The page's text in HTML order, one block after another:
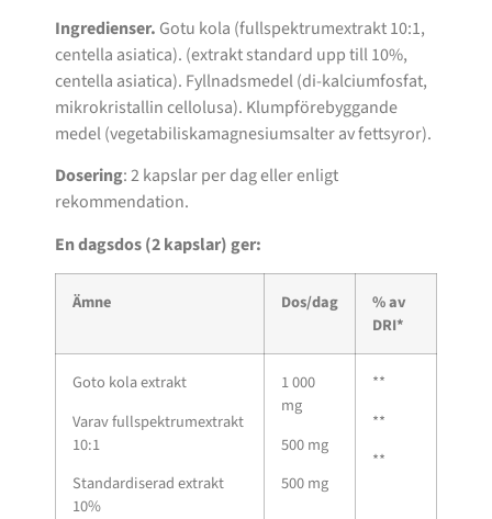
Ingredienser. Gotu kola (fullspektrumextrakt 10:1,
centella asiatica). (extrakt standard upp till 10%,
centella asiatica). Fyllnadsmedel (di-kalciumfosfat,
mikrokristallin cellolusa). Klumpförebyggande
medel (vegetabiliskamagnesiumsalter av fettsyror).
Dosering: 2 kapslar per dag eller enligt
rekommendation.
En dagsdos (2 kapslar) ger:
Ämne Dos/dag
% av
DRI*
Goto kola extrakt
Varav fullspektrumextrakt
10:1
Standardiserad extrakt
10%
1 000
mg
500 mg
500 mg
**
**
**